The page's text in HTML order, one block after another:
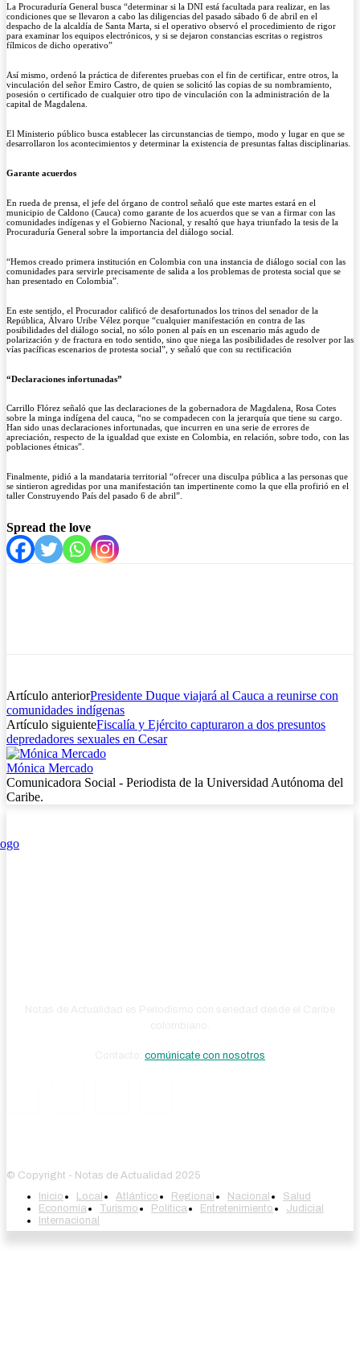
La Procuraduría General busca “determinar si la DNI está facultada para realizar, en las
condiciones que se llevaron a cabo las diligencias del pasado sábado 6 de abril en el
despacho de la alcaldía de Santa Marta, si el operativo observó el procedimiento de rigor
para examinar los equipos electrónicos, y si se dejaron constancias escritas o registros
fílmicos de dicho operativo”
Así mismo, ordenó la práctica de diferentes pruebas con el fin de certificar, entre otros, la
vinculación del señor Emiro Castro, de quien se solicitó las copias de su nombramiento,
posesión o certificado de cualquier otro tipo de vinculación con la administración de la
capital de Magdalena.
El Ministerio público busca establecer las circunstancias de tiempo, modo y lugar en que se
desarrollaron los acontecimientos y determinar la existencia de presuntas faltas disciplinarias.
Garante acuerdos
En rueda de prensa, el jefe del órgano de control señaló que este martes estará en el
municipio de Caldono (Cauca) como garante de los acuerdos que se van a firmar con las
comunidades indígenas y el Gobierno Nacional, y resaltó que haya triunfado la tesis de la
Procuraduría General sobre la importancia del diálogo social.
“Hemos creado primera institución en Colombia con una instancia de diálogo social con las
comunidades para servirle precisamente de salida a los problemas de protesta social que se
han presentado en Colombia”.
En este sentido, el Procurador calificó de desafortunados los trinos del senador de la
República, Álvaro Uribe Vélez porque “cualquier manifestación en contra de las
posibilidades del diálogo social, no sólo ponen al país en un escenario más agudo de
polarización y de fractura en todo sentido, sino que niega las posibilidades de resolver por las
vías pacíficas escenarios de protesta social”, y señaló que con su rectificación
“Declaraciones infortunadas”
Carrillo Flórez señaló que las declaraciones de la gobernadora de Magdalena, Rosa Cotes
sobre la minga indígena del cauca, “no se compadecen con la jerarquía que tiene su cargo.
Han sido unas declaraciones infortunadas, que incurren en una serie de errores de
apreciación, respecto de la igualdad que existe en Colombia, en relación, sobre todo, con las
poblaciones étnicas”.
Finalmente, pidió a la mandataria territorial “ofrecer una disculpa pública a las personas que
se sintieron agredidas por una manifestación tan impertinente como la que ella profirió en el
taller Construyendo País del pasado 6 de abril”.
Spread the love
Artículo anteriorPresidente Duque viajará al Cauca a reunirse con
comunidades indígenas
Artículo siguienteFiscalía y Ejército capturaron a dos presuntos
depredadores sexuales en Cesar
Mónica Mercado
Comunicadora Social - Periodista de la Universidad Autónoma del
Caribe.
comúnicate con nosotros
© Copyright - Notas de Actualidad 2025
Inicio
Local Atlántico Regional Nacional
Salud
Economía
Turismo Política Entretenimiento
Judicial
Internacional